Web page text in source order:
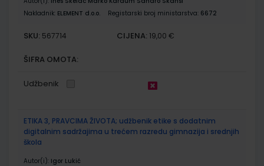
Nakladnik: ELEMENT d.o.o. Registarski broj ministarstva: 6672
SKU: 567714 CIJENA: 19,00 €
ŠIFRA OMOTA:
Udžbenik
ETIKA 3, PRAVCIMA ŽIVOTA; udžbenik etike s dodatnim
digitalnim sadržajima u trećem razredu gimnazija i srednjih
škola
Autor(i): Igor Lukić